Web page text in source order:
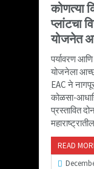
कोणत्या
प्लांटचा
योजनेत
पर्यावरण
योजनेला
EAC ने
कोळसा-
प्रस्तावित
READ